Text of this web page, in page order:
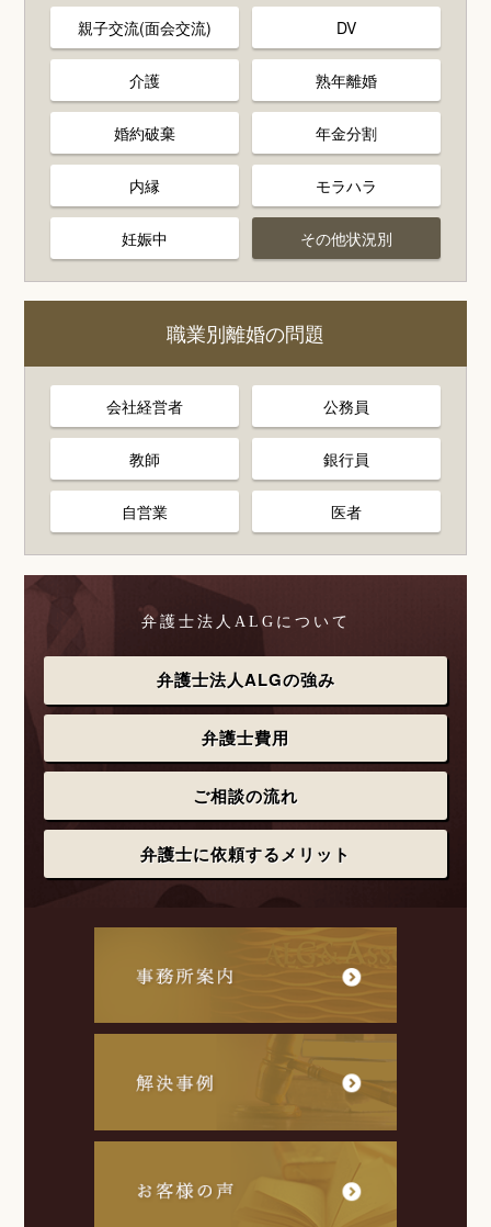
親子交流(面会交流) DV
介護 熟年離婚
婚約破棄 年金分割
内縁 モラハラ
妊娠中 その他状況別
職業別離婚の問題
会社経営者 公務員
教師 銀行員
自営業 医者
弁護士法人ALGについて
弁護士法人ALGの強み
弁護士費用
ご相談の流れ
弁護士に依頼するメリット